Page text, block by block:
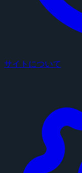
サイトについて